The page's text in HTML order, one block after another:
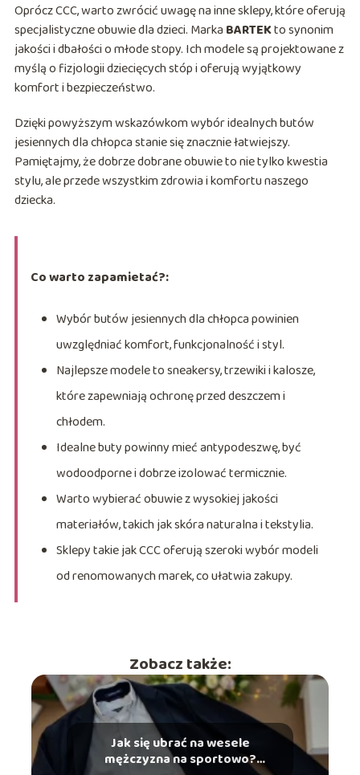
Oprócz CCC, warto zwrócić uwagę na inne sklepy, które oferują
specjalistyczne obuwie dla dzieci. Marka BARTEKto synonim
jakości i dbałości o młode stopy. Ich modele są projektowane z
myślą o fizjologii dziecięcych stóp i oferują wyjątkowy
komfort i bezpieczeństwo.
Dzięki powyższym wskazówkom wybór idealnych butów
jesiennych dla chłopca stanie się znacznie łatwiejszy.
Pamiętajmy, że dobrze dobrane obuwie to nie tylko kwestia
stylu, ale przede wszystkim zdrowia i komfortu naszego
dziecka.
Co warto zapamietać?:
Wybór butów jesiennych dla chłopca powinien
uwzględniać komfort, funkcjonalność i styl.
Najlepsze modele to sneakersy, trzewiki i kalosze,
które zapewniają ochronę przed deszczem i
chłodem.
Idealne buty powinny mieć antypodeszwę, być
wodoodporne i dobrze izolować termicznie.
Warto wybierać obuwie z wysokiej jakości
materiałów, takich jak skóra naturalna i tekstylia.
Sklepy takie jak CCC oferują szeroki wybór modeli
od renomowanych marek, co ułatwia zakupy.
Zobacz także:
Jak się ubrać na wesele
mężczyzna na sportowo?